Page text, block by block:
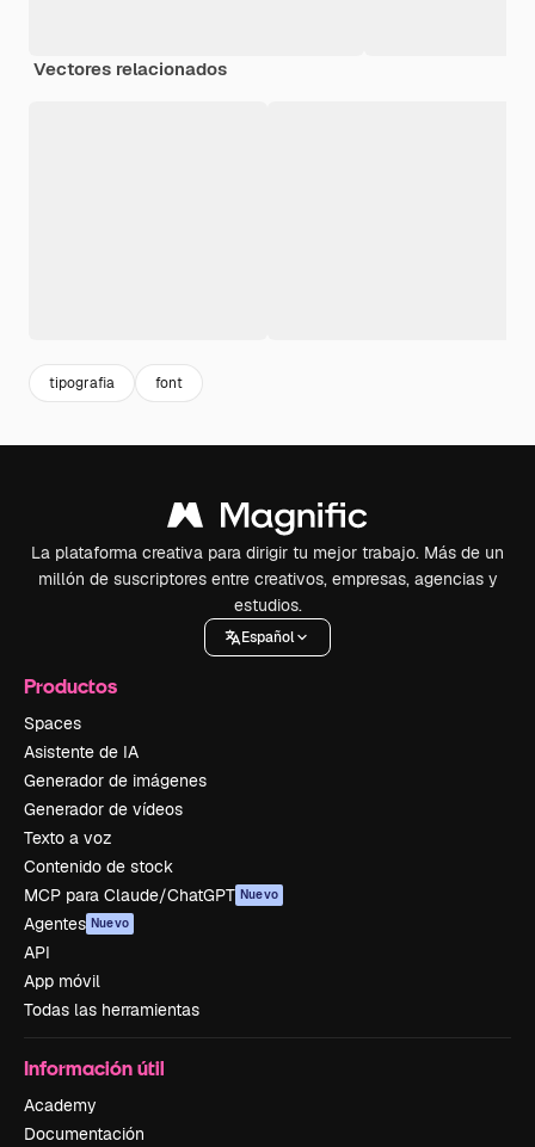
Vectores relacionados
tipografia font
La plataforma creativa para dirigir tu mejor trabajo. Más de un
millón de suscriptores entre creativos, empresas, agencias y
estudios.
Español
Productos
Spaces
Asistente de IA
Generador de imágenes
Generador de vídeos
Texto a voz
Contenido de stock
MCP para Claude/ChatGPT Nuevo
Agentes Nuevo
API
App móvil
Todas las herramientas
Información útil
Academy
Documentación